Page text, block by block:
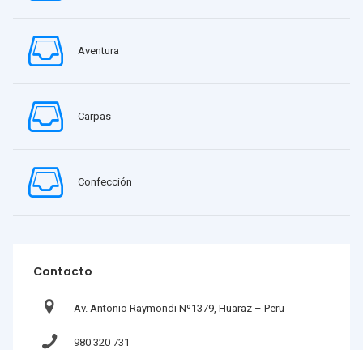
Aventura
Carpas
Confección
Contacto
Av. Antonio Raymondi Nº1379, Huaraz – Peru
980 320 731